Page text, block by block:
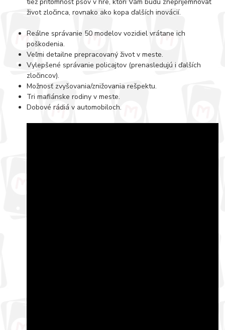
život zločinca, rovnako ako kopa ďalších inovácií.
Reálne správanie 50 modelov vozidiel vrátane ich
poškodenia.
Veľmi detailne prepracovaný život v meste.
Vylepšené správanie policajtov (prenasledujú i ďalších
zločincov).
Možnosť zvyšovania/znižovania rešpektu.
Tri mafiánske rodiny v meste.
Dobové rádiá v automobiloch.